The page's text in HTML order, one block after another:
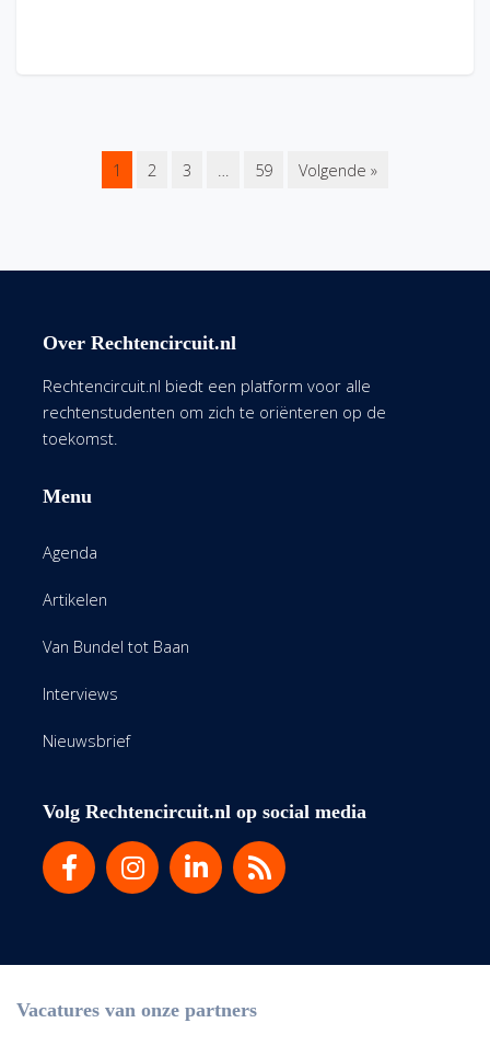
1 2 3 … 59 Volgende »
Over Rechtencircuit.nl
Rechtencircuit.nl biedt een platform voor alle
rechtenstudenten om zich te oriënteren op de
toekomst.
Menu
Agenda
Artikelen
Van Bundel tot Baan
Interviews
Nieuwsbrief
Volg Rechtencircuit.nl op social media
Vacatures van onze partners